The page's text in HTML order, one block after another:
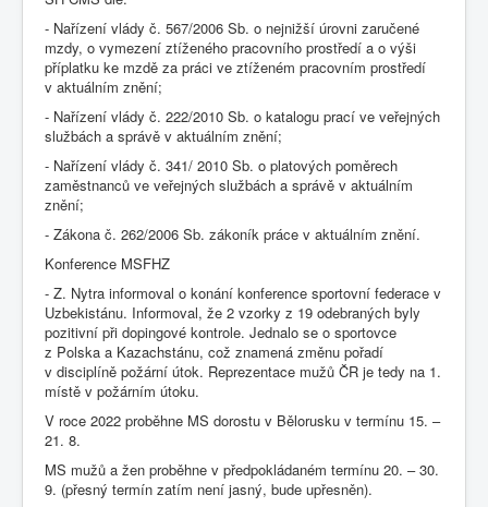
- Nařízení vlády č. 567/2006 Sb. o nejnižší úrovni zaručené
mzdy, o vymezení ztíženého pracovního prostředí a o výši
příplatku ke mzdě za práci ve ztíženém pracovním prostředí
v aktuálním znění;
- Nařízení vlády č. 222/2010 Sb. o katalogu prací ve veřejných
službách a správě v aktuálním znění;
- Nařízení vlády č. 341/ 2010 Sb. o platových poměrech
zaměstnanců ve veřejných službách a správě v aktuálním
znění;
- Zákona č. 262/2006 Sb. zákoník práce v aktuálním znění.
Konference MSFHZ
- Z. Nytra informoval o konání konference sportovní federace v
Uzbekistánu. Informoval, že 2 vzorky z 19 odebraných byly
pozitivní při dopingové kontrole. Jednalo se o sportovce
z Polska a Kazachstánu, což znamená změnu pořadí
v disciplíně požární útok. Reprezentace mužů ČR je tedy na 1.
místě v požárním útoku.
V roce 2022 proběhne MS dorostu v Bělorusku v termínu 15. –
21. 8.
MS mužů a žen proběhne v předpokládaném termínu 20. – 30.
9. (přesný termín zatím není jasný, bude upřesněn).